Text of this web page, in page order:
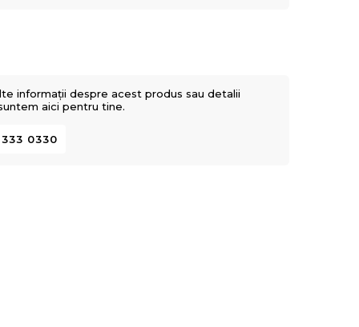
informații despre acest produs sau detalii
aici pentru tine.
333 0330